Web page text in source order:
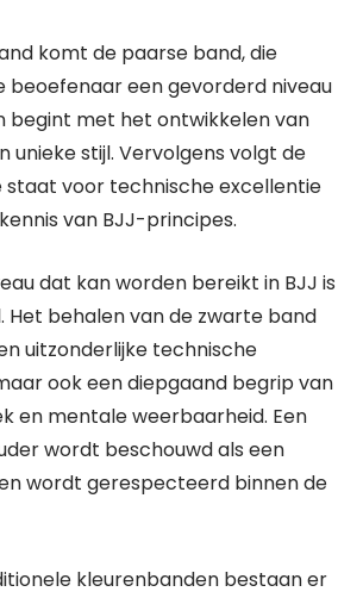
komt de paarse band, die
beoefenaar een gevorderd niveau
begint met het ontwikkelen van
unieke stijl. Vervolgens volgt de
staat voor technische excellentie
van BJJ-principes.
dat kan worden bereikt in BJJ is
Het behalen van de zwarte band
uitzonderlijke technische
ook een diepgaand begrip van
en mentale weerbaarheid. Een
wordt beschouwd als een
wordt gerespecteerd binnen de
kleurenbanden bestaan er